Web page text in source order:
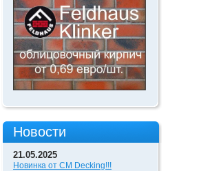
Новости
21.05.2025
Новинка от CM Decking!!!